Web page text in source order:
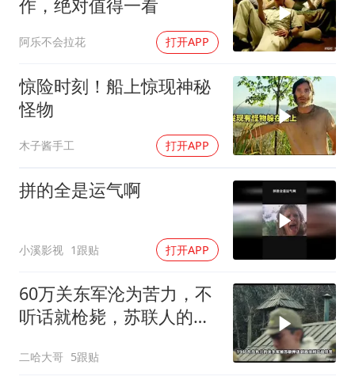
作，绝对值得一看
阿乐不会拉花 打开APP
惊险时刻！船上惊现神秘
怪物
木子酱手工 打开APP
拼的全是运气啊
小溪影视 1跟贴 打开APP
60万关东军沦为苦力，不
听话就枪毙，苏联人的做
二哈大哥 5跟贴